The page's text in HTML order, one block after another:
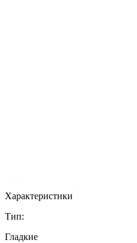
Характеристики
Тип:
Гладкие